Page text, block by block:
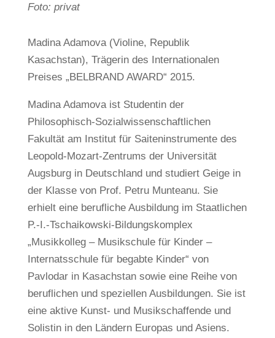
Foto: privat
Madina Adamova (Violine, Republik
Kasachstan), Trägerin des Internationalen
Preises „BELBRAND AWARD“ 2015.
Madina Adamova ist Studentin der
Philosophisch-Sozialwissenschaftlichen
Fakultät am Institut für Saiteninstrumente des
Leopold-Mozart-Zentrums der Universität
Augsburg in Deutschland und studiert Geige in
der Klasse von Prof. Petru Munteanu. Sie
erhielt eine berufliche Ausbildung im Staatlichen
P.-I.-Tschaikowski-Bildungskomplex
„Musikkolleg – Musikschule für Kinder –
Internatsschule für begabte Kinder“ von
Pavlodar in Kasachstan sowie eine Reihe von
beruflichen und speziellen Ausbildungen. Sie ist
eine aktive Kunst- und Musikschaffende und
Solistin in den Ländern Europas und Asiens.